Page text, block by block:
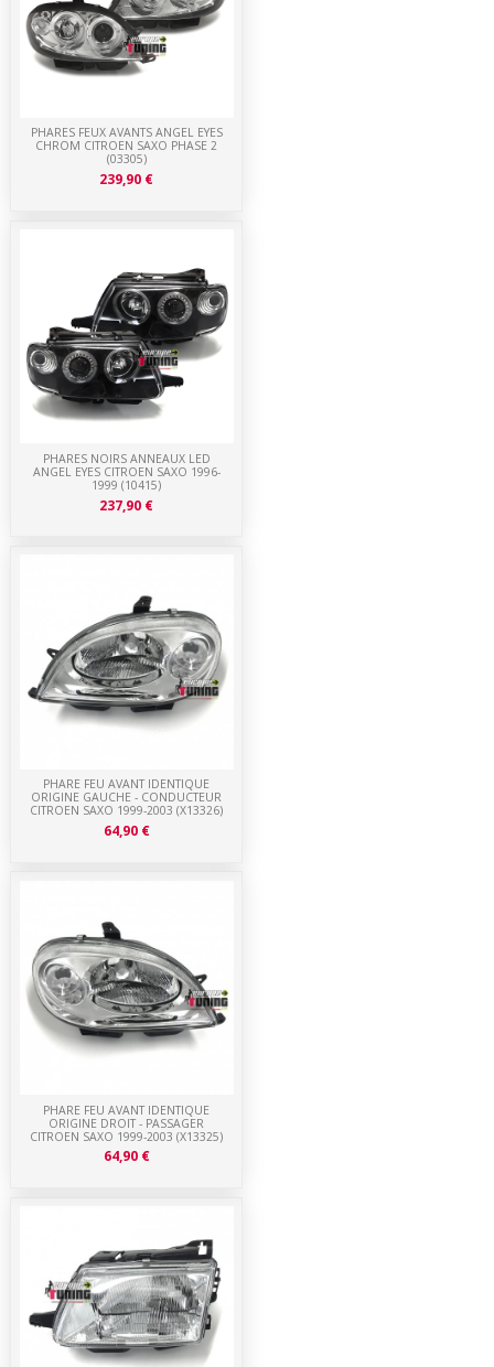
PHARE FEU AVANT IDENTIQUE
ORIGINE DROIT - PASSAGER
CITROEN SAXO 1999-2003 (X13325)
64,90 €
PHARE FEU AVANT IDENTIQUE
ORIGINE GAUCHE - CONDUCTEUR
CITROEN SAXO 1999-2003 (X13326)
64,90 €
PHARES NOIRS ANNEAUX LED
ANGEL EYES CITROEN SAXO 1996-
1999 (10415)
237,90 €
PHARES FEUX AVANTS ANGEL EYES
CHROM CITROEN SAXO PHASE 2
(03305)
239,90 €